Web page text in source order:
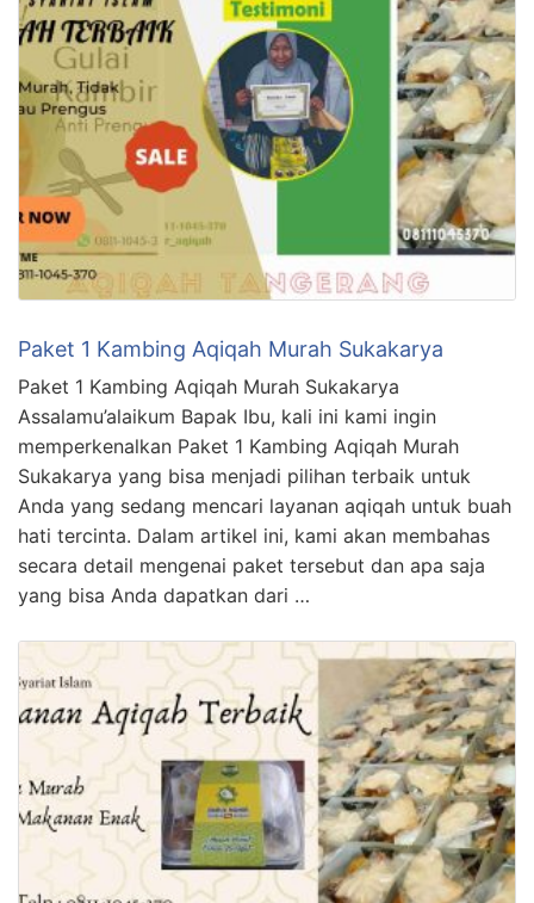
Paket 1 Kambing Aqiqah Murah Sukakarya
Paket 1 Kambing Aqiqah Murah Sukakarya
Assalamu’alaikum Bapak Ibu, kali ini kami ingin
memperkenalkan Paket 1 Kambing Aqiqah Murah
Sukakarya yang bisa menjadi pilihan terbaik untuk
Anda yang sedang mencari layanan aqiqah untuk buah
hati tercinta. Dalam artikel ini, kami akan membahas
secara detail mengenai paket tersebut dan apa saja
yang bisa Anda dapatkan dari …